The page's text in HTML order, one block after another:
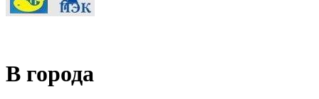
В города